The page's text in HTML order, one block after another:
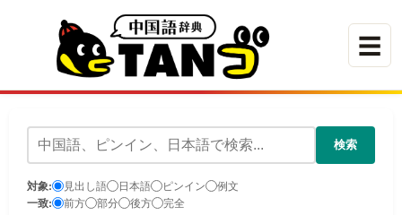
☰
検索
対象: 見出し語 日本語 ピンイン 例文
一致: 前方 部分 後方 完全